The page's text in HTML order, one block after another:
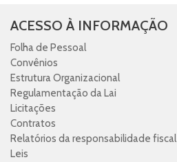
ACESSO À INFORMAÇÃO
Folha de Pessoal
Convênios
Estrutura Organizacional
Regulamentação da Lai
Licitações
Contratos
Relatórios da responsabilidade fiscal
Leis